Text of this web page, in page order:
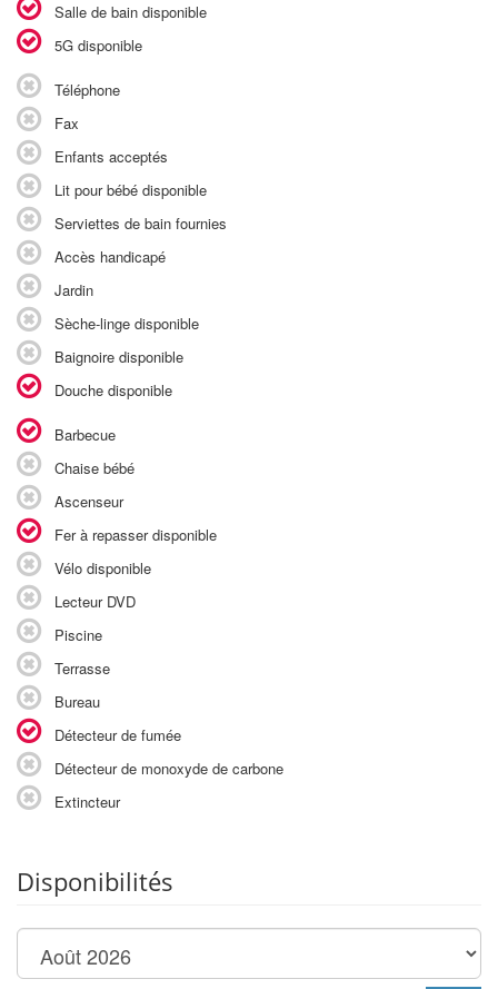
Salle de bain disponible
5G disponible
Téléphone
Fax
Enfants acceptés
Lit pour bébé disponible
Serviettes de bain fournies
Accès handicapé
Jardin
Sèche-linge disponible
Baignoire disponible
Douche disponible
Barbecue
Chaise bébé
Ascenseur
Fer à repasser disponible
Vélo disponible
Lecteur DVD
Piscine
Terrasse
Bureau
Détecteur de fumée
Détecteur de monoxyde de carbone
Extincteur
Disponibilités